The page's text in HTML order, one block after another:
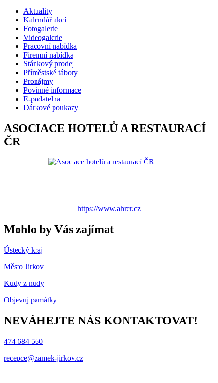
Aktuality
Kalendář akcí
Fotogalerie
Videogalerie
Pracovní nabídka
Firemní nabídka
Stánkový prodej
Příměstské tábory
Pronájmy
Povinné informace
E-podatelna
Dárkové poukazy
ASOCIACE HOTELŮ A RESTAURACÍ
ČR
https://www.ahrcr.cz
Mohlo by Vás zajímat
Ústecký kraj
Město Jirkov
Kudy z nudy
Objevuj památky
NEVÁHEJTE NÁS KONTAKTOVAT!
474 684 560
recepce@zamek-jirkov.cz